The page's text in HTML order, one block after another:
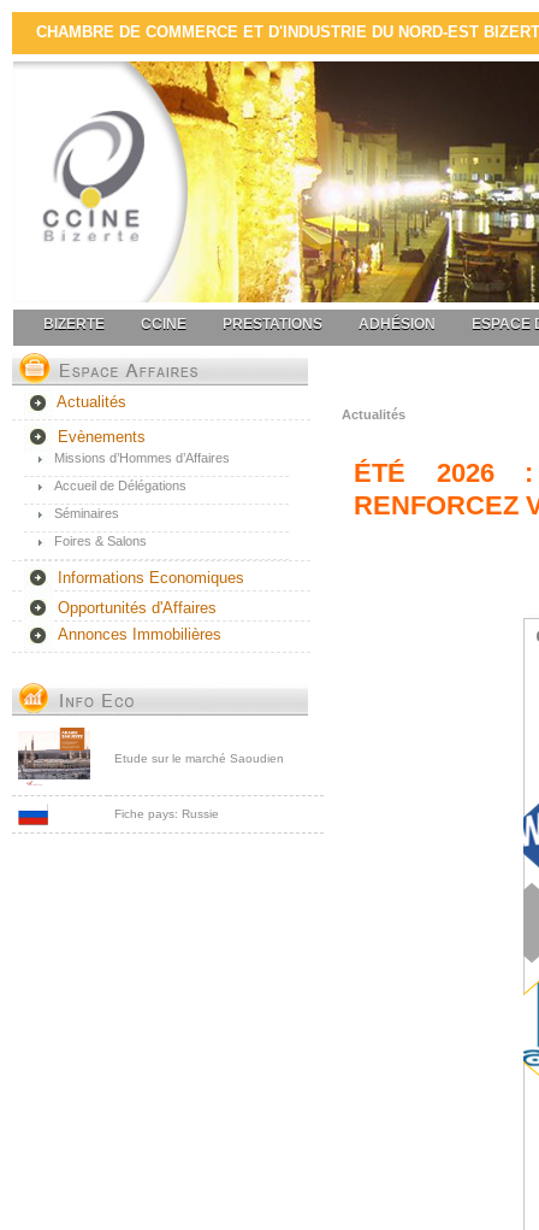
CHAMBRE DE COMMERCE ET D'INDUSTRIE DU NORD-EST
BIZERTE CCINE PRESTATIONS ADHÉSION ESPACE
Actualités
Evènements
Missions d’Hommes d’Affaires
Accueil de Délégations
Séminaires
Foires & Salons
Informations Economiques
Opportunités d'Affaires
Annonces Immobilières
Etude sur le marché Saoudien
Fiche pays: Russie
Actualités
ÉTÉ 2026 :
RENFORCEZ